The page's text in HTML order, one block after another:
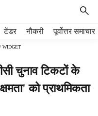
टेंडर नौकरी पूर्वोत्तर समाचार
WIDGET
चुनाव टिकटों के
को प्राथमिकता